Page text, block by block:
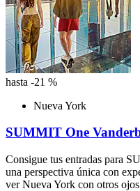
hasta -21 %
Nueva York
SUMMIT One
Consigue tus entradas para
una perspectiva única con
ver Nueva York con otros ojos